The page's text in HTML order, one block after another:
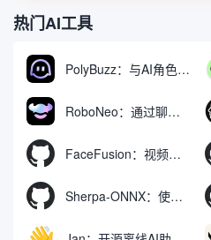
热门AI工具
PolyBuzz：与AI角色互动的免费聊天与角色扮演平台
RoboNeo：通过聊天生成和编辑视频与图像的AI工具
FaceFusion：视频换脸增强工具|语音同步视频嘴型动作
Sherpa-ONNX：使用ONNXRuntime实现离线语音识别和合成